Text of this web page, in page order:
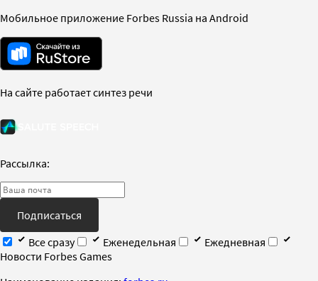
Мобильное приложение Forbes Russia на Android
На сайте работает синтез речи
Рассылка:
Подписаться
Все сразу
Еженедельная
Ежедневная
Новости Forbes Games